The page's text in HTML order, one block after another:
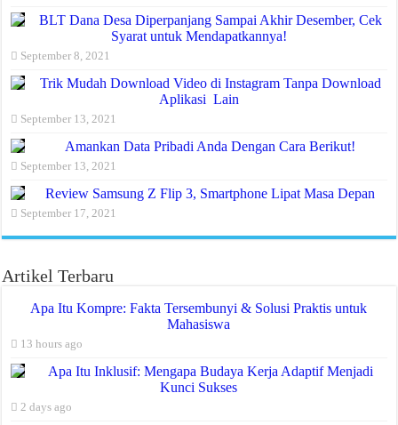
BLT Dana Desa Diperpanjang Sampai Akhir Desember, Cek
Syarat untuk Mendapatkannya!
September 8, 2021
Trik Mudah Download Video di Instagram Tanpa Download
Aplikasi Lain
September 13, 2021
Amankan Data Pribadi Anda Dengan Cara Berikut!
September 13, 2021
Review Samsung Z Flip 3, Smartphone Lipat Masa Depan
September 17, 2021
Artikel Terbaru
Apa Itu Kompre: Fakta Tersembunyi & Solusi Praktis untuk
Mahasiswa
13 hours ago
Apa Itu Inklusif: Mengapa Budaya Kerja Adaptif Menjadi
Kunci Sukses
2 days ago